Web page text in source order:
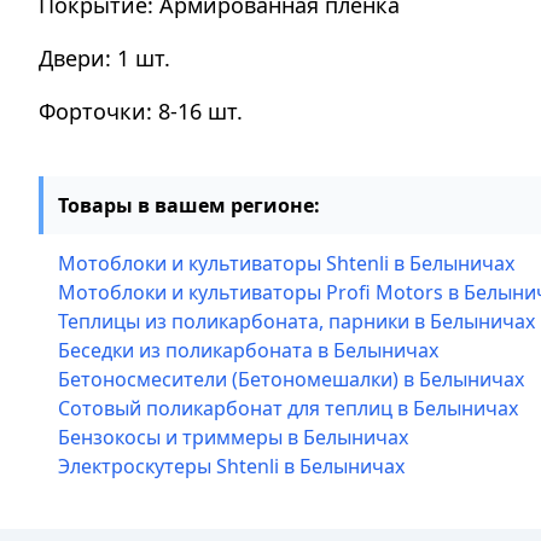
Двери: 1 шт.
Форточки: 8-16 шт.
Товары в вашем регионе:
Мотоблоки и культиваторы Shtenli в Белыничах
Мотоблоки и культиваторы Profi Motors в
Теплицы из поликарбоната, парники в Белыничах
Беседки из поликарбоната в Белыничах
Бетоносмесители (Бетономешалки) в Белыничах
Сотовый поликарбонат для теплиц в Белыничах
Бензокосы и триммеры в Белыничах
Электроскутеры Shtenli в Белыничах